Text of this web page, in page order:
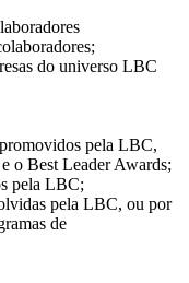
do universo LBC
pela LBC,
o Best Leader Awards;
pela LBC;
pela LBC, ou por
de